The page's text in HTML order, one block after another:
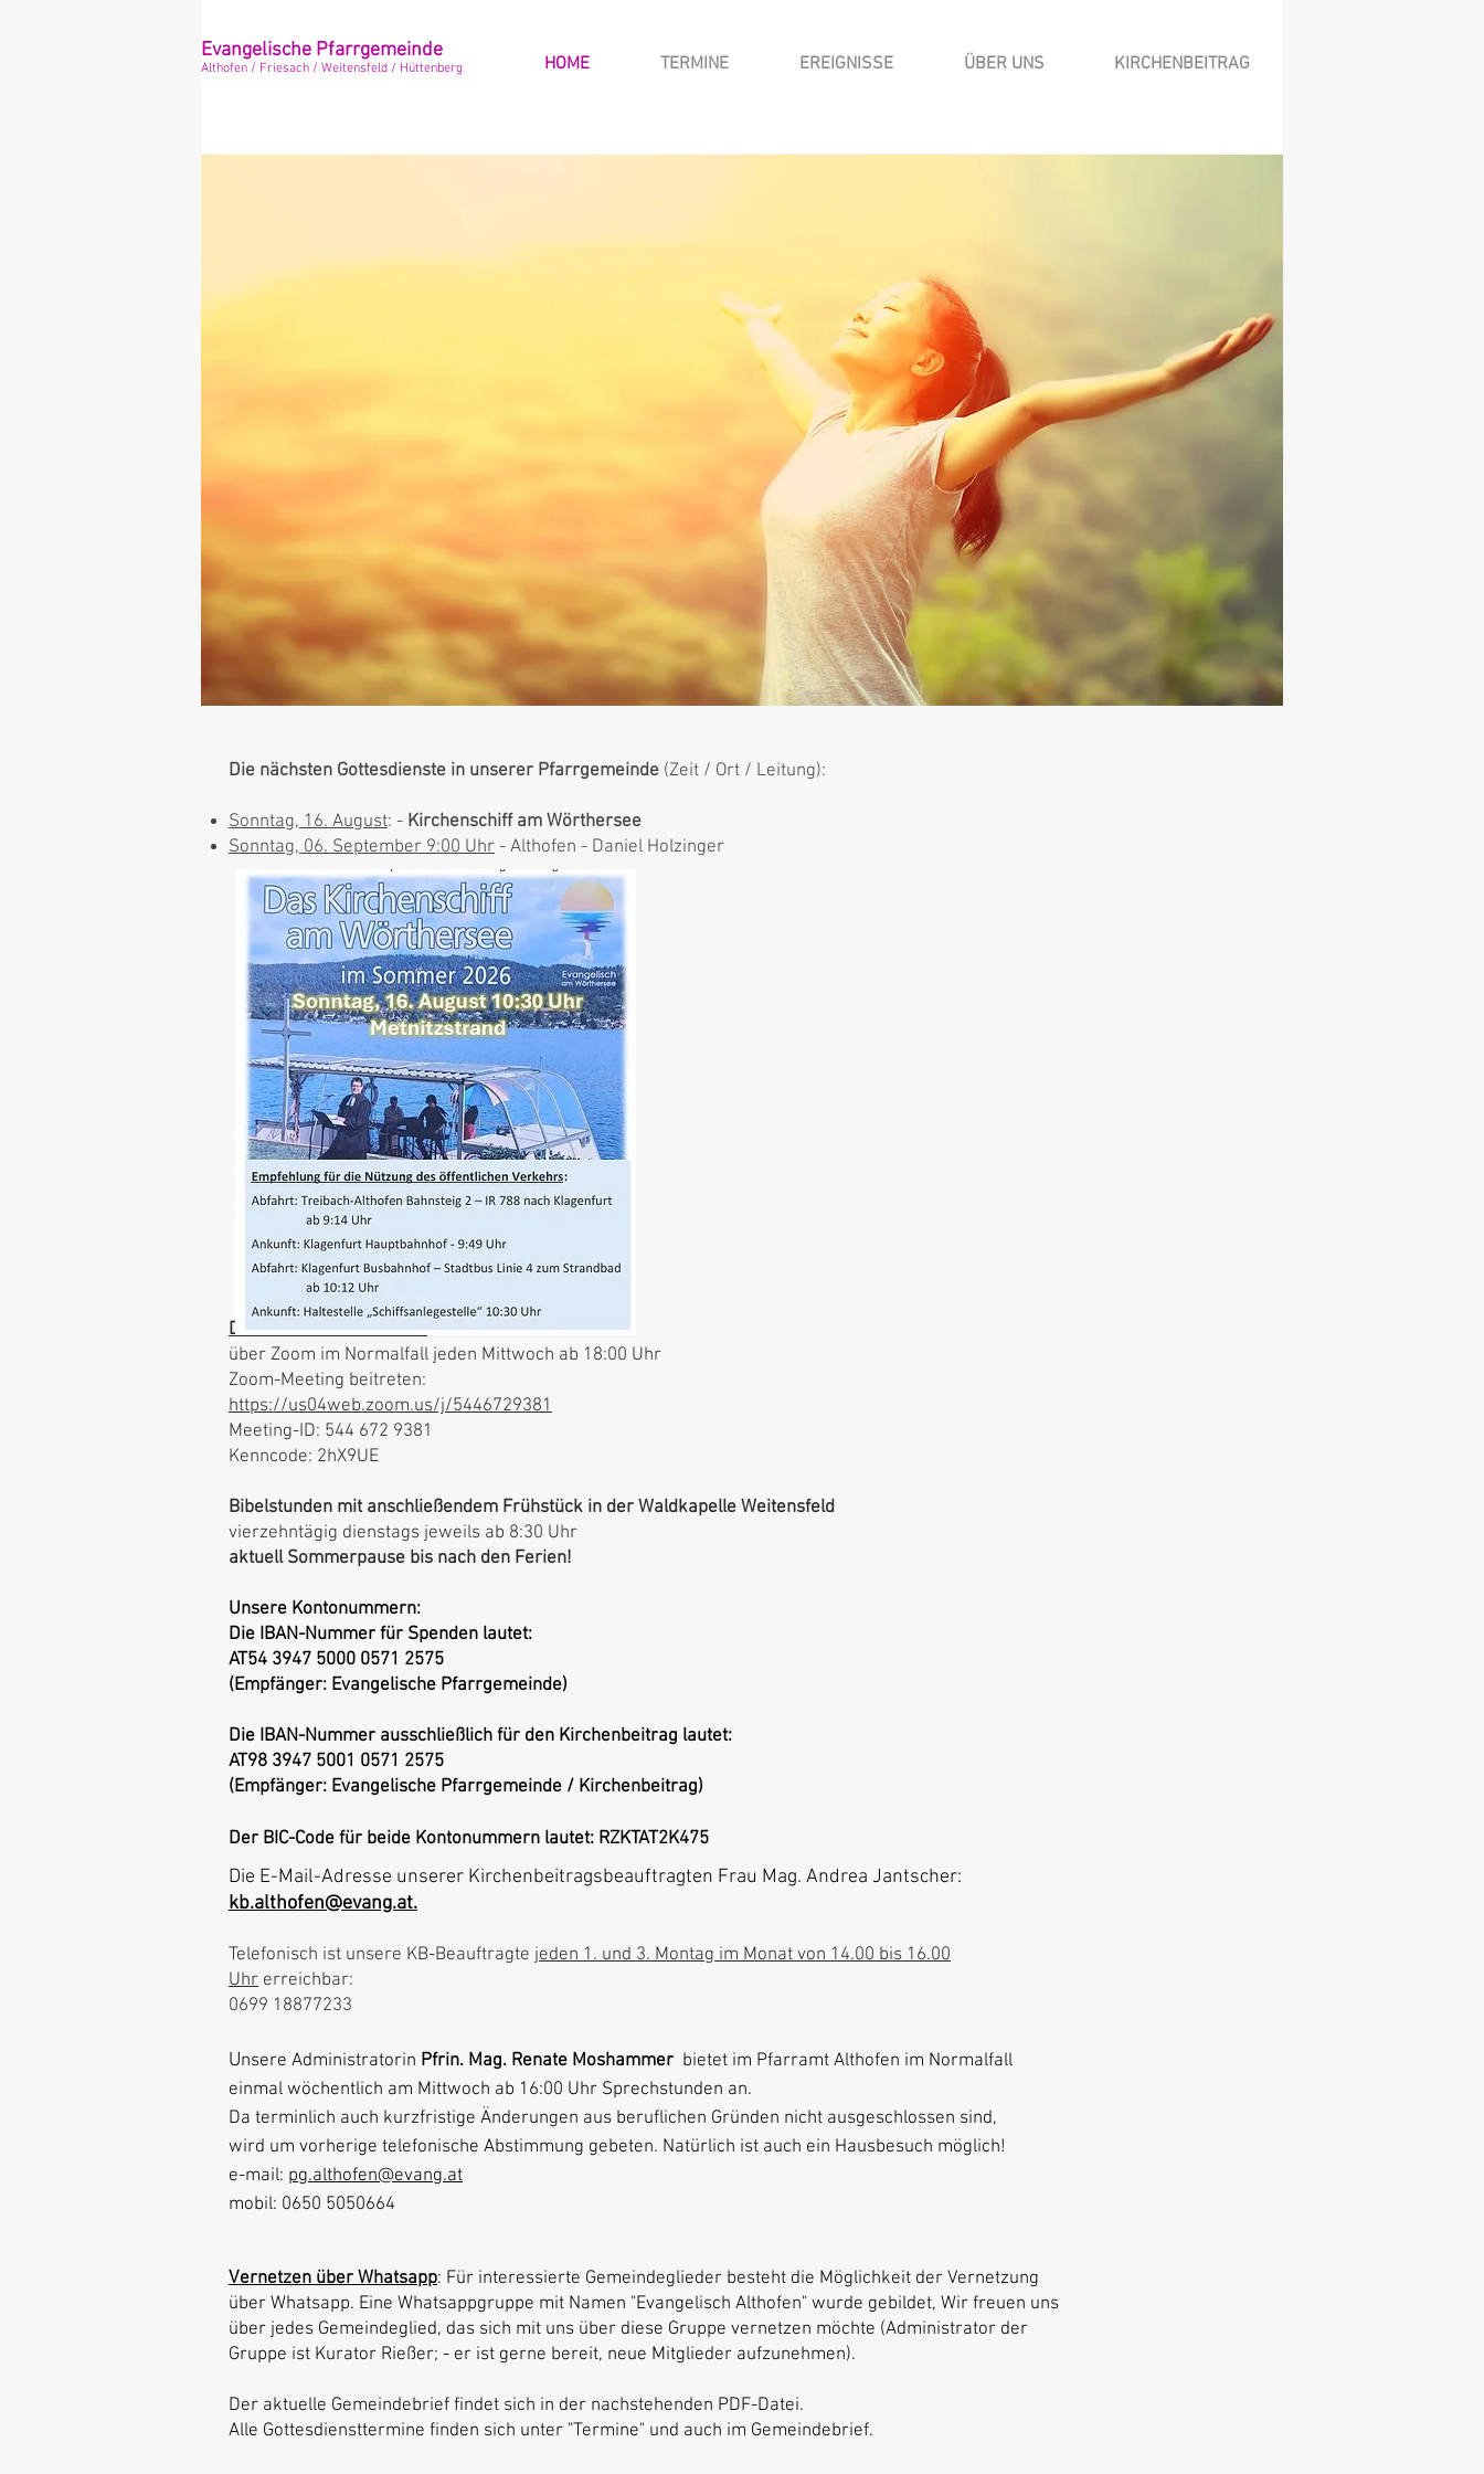
Evangelische Pfarrgemeinde
Althofen / Friesach / Weitensfeld / Hüttenberg HOME TERMINE EREIGNISSE ÜBER UNS KIRCHENBEITRAG
Die nächsten Gottesdienste in unserer Pfarrgemeinde (Zeit / Ort / Leitung):
Sonntag, 16. August: - Kirchenschiff am Wörthersee
Sonntag, 06. September 9:00 Uhr - Althofen - Daniel Holzinger
Die nächsten Bibelkreise:
über Zoom im Normalfall jeden Mittwoch ab 18:00 Uhr
Zoom-Meeting beitreten:
https://us04web.zoom.us/j/5446729381
Meeting-ID: 544 672 9381
Kenncode: 2hX9UE
Bibelstunden mit anschließendem Frühstück in der Waldkapelle Weitensfeld
vierzehntägig dienstags jeweils ab 8:30 Uhr
aktuell Sommerpause bis nach den Ferien!
Unsere Kontonummern:
Die IBAN-Nummer für Spenden lautet:
AT54 3947 5000 0571 2575
(Empfänger: Evangelische Pfarrgemeinde)
Die IBAN-Nummer ausschließlich für den Kirchenbeitrag lautet:
AT98 3947 5001 0571 2575
(Empfänger: Evangelische Pfarrgemeinde / Kirchenbeitrag)
Der BIC-Code für beide Kontonummern lautet: RZKTAT2K475
Die E-Mail-Adresse unserer Kirchenbeitragsbeauftragten Frau Mag. Andrea Jantscher:
kb.althofen@evang.at.
Telefonisch ist unsere KB-Beauftragte jeden 1. und 3. Montag im Monat von 14.00 bis 16.00
Uhr erreichbar:
0699 18877233
​Unsere Administratorin Pfrin. Mag. Renate Moshammer bietet im Pfarramt Althofen im Normalfall
einmal wöchentlich am Mittwoch ab 16:00 Uhr Sprechstunden an.
Da terminlich auch kurzfristige Änderungen aus beruflichen Gründen nicht ausgeschlossen sind,
wird um vorherige telefonische Abstimmung gebeten. Natürlich ist auch ein Hausbesuch möglich!
e-mail: pg.althofen@evang.at
mobil: 0650 5050664
Vernetzen über Whatsapp: Für interessierte Gemeindeglieder besteht die Möglichkeit der Vernetzung
über Whatsapp. Eine Whatsappgruppe mit Namen "Evangelisch Althofen" wurde gebildet, Wir freuen uns
über jedes Gemeindeglied, das sich mit uns über diese Gruppe vernetzen möchte (Administrator der
Gruppe ist Kurator Rießer; - er ist gerne bereit, neue Mitglieder aufzunehmen).
Der aktuelle Gemeindebrief findet sich in der nachstehenden PDF-Datei.
Alle Gottesdiensttermine finden sich unter "Termine" und auch im Gemeindebrief.